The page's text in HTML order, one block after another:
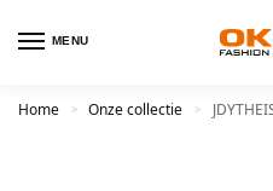
MENU
Home > Onze collectie >